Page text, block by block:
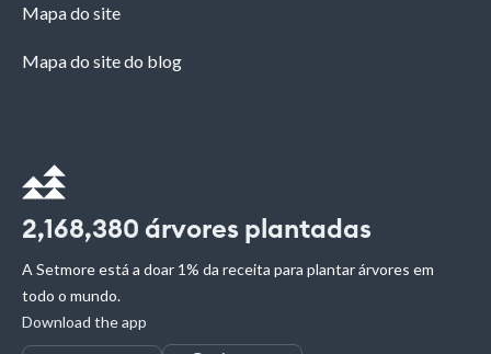
Mapa do site
Mapa do site do blog
2,168,380 árvores plantadas
A Setmore está a doar 1% da receita para plantar árvores em
todo o mundo.
Download the app